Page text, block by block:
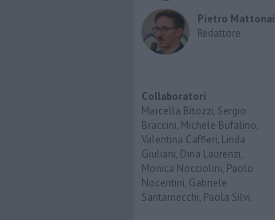
Pietro Mattonai
Redattore
Collaboratori
Marcella Bitozzi, Sergio
Braccini, Michele Bufalino,
Valentina Caffieri, Linda
Giuliani, Dina Laurenzi,
Monica Nocciolini, Paolo
Nocentini, Gabriele
Santarnecchi, Paola Silvi.